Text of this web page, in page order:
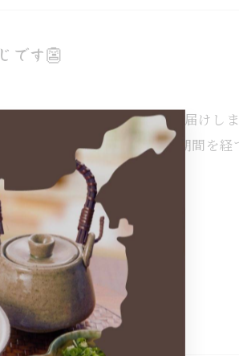
です👺
👺ついに嬉しいニュースをお届けし
ープンできそうですよ！準備期間を